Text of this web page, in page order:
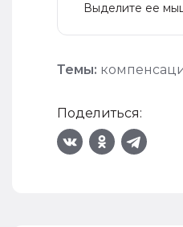
Выделите ее
Темы:
Поделиться: